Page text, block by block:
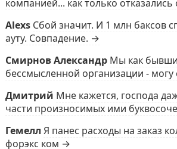
компанией... как только
Alexs Сбой значит. И 1 млн баксов
ауту. Совпадение. →
Смирнов Александр Мы как
бессмысленной организации - могу
Дмитрий Мне кажется, господа
части произносимых ими
Гемелл Я панес расходы на заказ
форэкс ком →